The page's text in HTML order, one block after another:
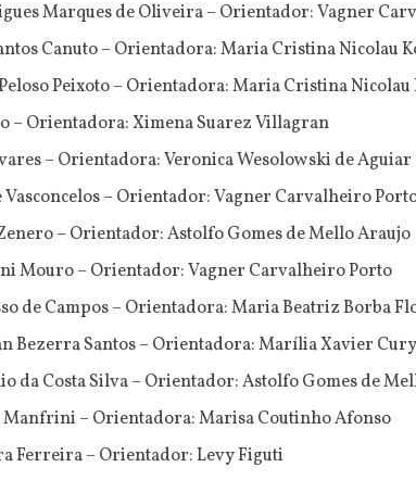
Marques de Oliveira – Orientador: Vagner
Canuto – Orientadora: Maria Cristina Nicolau
Peixoto – Orientadora: Maria Cristina
– Orientadora: Ximena Suarez Villagran
– Orientadora: Veronica Wesolowski de Aguiar
Vasconcelos – Orientador: Vagner Carvalheiro
– Orientador: Astolfo Gomes de Mello Araujo
Mouro – Orientador: Vagner Carvalheiro Porto
de Campos – Orientadora: Maria Beatriz Borba
Bezerra Santos – Orientadora: Marília Xavier Cury
da Costa Silva – Orientador: Astolfo Gomes de
– Orientadora: Marisa Coutinho Afonso
Ferreira – Orientador: Levy Figuti